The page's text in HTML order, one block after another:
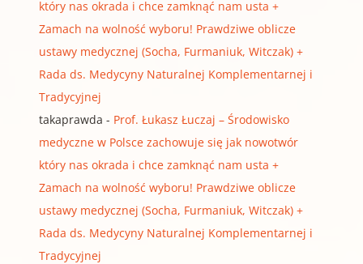
który nas okrada i chce zamknąć nam usta +
Zamach na wolność wyboru! Prawdziwe oblicze
ustawy medycznej (Socha, Furmaniuk, Witczak) +
Rada ds. Medycyny Naturalnej Komplementarnej i
Tradycyjnej
takaprawda - Prof. Łukasz Łuczaj – Środowisko
medyczne w Polsce zachowuje się jak nowotwór
który nas okrada i chce zamknąć nam usta +
Zamach na wolność wyboru! Prawdziwe oblicze
ustawy medycznej (Socha, Furmaniuk, Witczak) +
Rada ds. Medycyny Naturalnej Komplementarnej i
Tradycyjnej